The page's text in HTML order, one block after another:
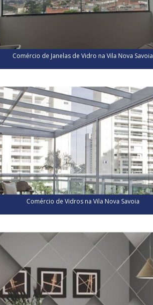
Comércio de Janelas de Vidro na Vila Nova Savoia
Comércio de Vidros na Vila Nova Savoia